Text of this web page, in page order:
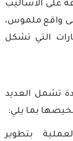
على الأساليب
واقع ملموس،
التي تشكل
تشمل العديد
بما يلي:
بتطوير